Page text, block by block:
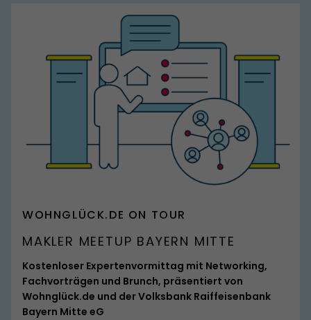
SPITZMARKE
WOHNGLÜCK.DE ON TOUR
MAKLER MEETUP BAYERN MITTE
Kostenloser Expertenvormittag mit Networking,
Fachvorträgen und Brunch, präsentiert von
Wohnglück.de und der Volksbank Raiffeisenbank
Bayern Mitte eG